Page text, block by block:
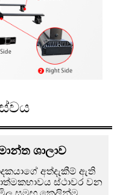
ශාලාව
අත්දැකීම් ඇති
ස්ථාවර වන